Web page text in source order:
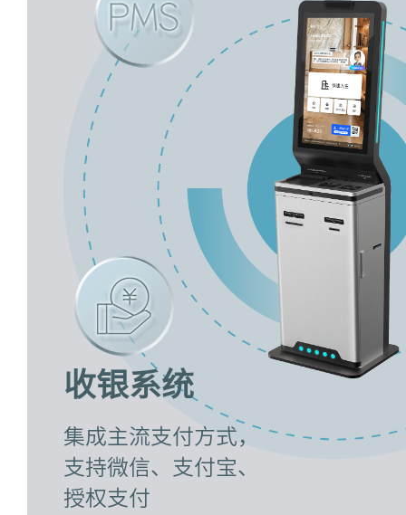
收银系统
集成主流支付方式，
支持微信、支付宝、
授权支付